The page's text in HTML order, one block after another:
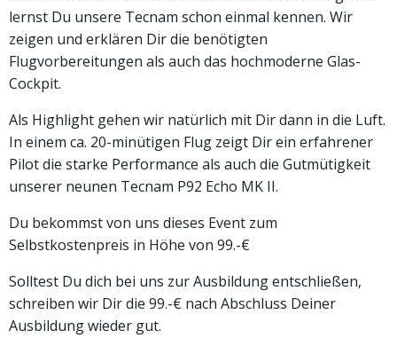
lernst Du unsere Tecnam schon einmal kennen. Wir
zeigen und erklären Dir die benötigten
Flugvorbereitungen als auch das hochmoderne Glas-
Cockpit.
Als Highlight gehen wir natürlich mit Dir dann in die Luft.
In einem ca. 20-minütigen Flug zeigt Dir ein erfahrener
Pilot die starke Performance als auch die Gutmütigkeit
unserer neunen Tecnam P92 Echo MK II.
Du bekommst von uns dieses Event zum
Selbstkostenpreis in Höhe von 99.-€
Solltest Du dich bei uns zur Ausbildung entschließen,
schreiben wir Dir die 99.-€ nach Abschluss Deiner
Ausbildung wieder gut.